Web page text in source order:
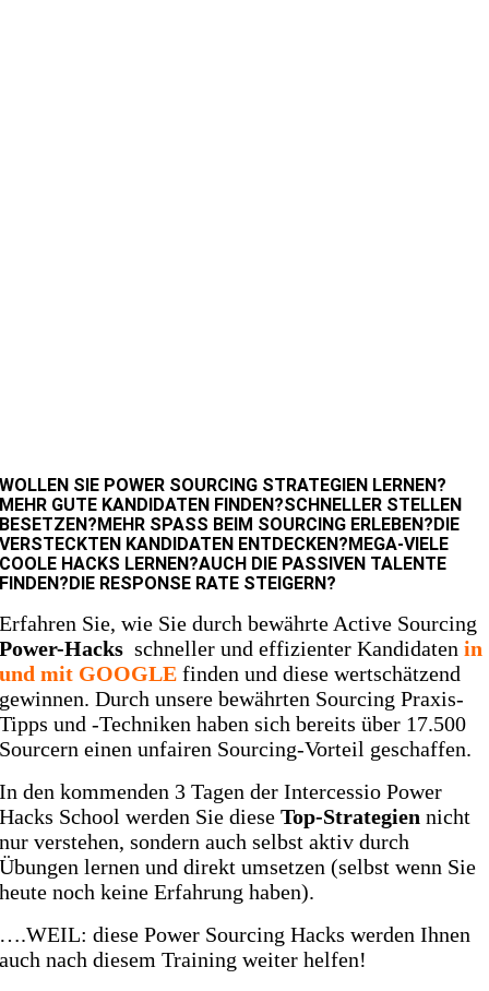
WOLLEN SIE POWER SOURCING STRATEGIEN LERNEN?
MEHR GUTE KANDIDATEN FINDEN?SCHNELLER STELLEN
BESETZEN?MEHR SPASS BEIM SOURCING ERLEBEN?DIE
VERSTECKTEN KANDIDATEN ENTDECKEN?MEGA-VIELE
COOLE HACKS LERNEN?AUCH DIE PASSIVEN TALENTE
FINDEN?DIE RESPONSE RATE STEIGERN?
Erfahren Sie, wie Sie durch bewährte Active Sourcing
Power-Hacks schneller und effizienter Kandidatenin
und mit GOOGLE finden und diese wertschätzend
gewinnen.Durch unsere bewährten Sourcing Praxis-
Tipps und -Techniken haben sich bereits über 17.500
Sourcern einen unfairen Sourcing-Vorteil geschaffen.
In den kommenden 3 Tagen der Intercessio Power
Hacks School werden Sie dieseTop-Strategien nicht
nur verstehen, sondern auch selbst aktiv durch
Übungen lernen und direkt umsetzen (selbst wenn Sie
heute noch keine Erfahrung haben).
….WEIL: diese Power Sourcing Hacks werden Ihnen
auch nach diesem Training weiter helfen!